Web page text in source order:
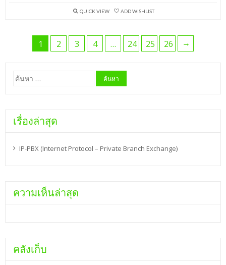
QUICK VIEW ADD WISHLIST
1 2 3 4 … 24 25 26 →
ค้นหา
สำหรับ:
เรื่องล่าสุด
IP-PBX (Internet Protocol – Private Branch Exchange)
ความเห็นล่าสุด
คลังเก็บ